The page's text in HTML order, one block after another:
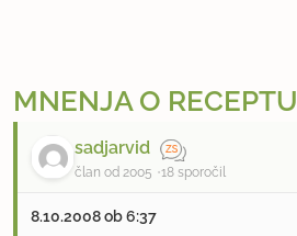
MNENJA O RECEPTU
sadjarvid
član od 2005 18 sporočil
8.10.2008 ob 6:37